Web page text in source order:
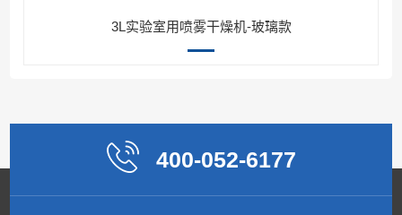
3L实验室用喷雾干燥机-玻璃款
400-052-6177